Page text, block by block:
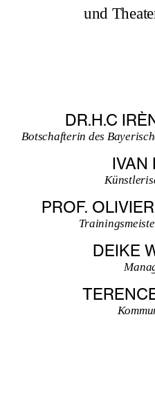
und
DR.H.C
Botschafterin des
IVAN
PROF.
DEIKE